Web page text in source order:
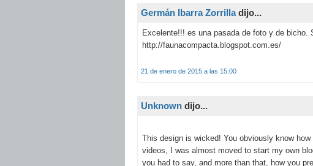
Germán Ibarra Zorrilladijo...
Excelente!!! es una pasada de foto y de bicho.
http://faunacompacta.blogspot.com.es/
21 de enero de 2015 a las 15:00
Unknown dijo...
This design is wicked! You obviously know
videos, I was almost moved to start my own
you had to say, and more than that, how you